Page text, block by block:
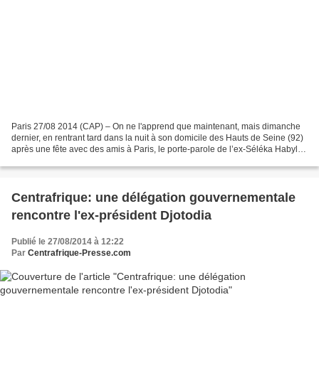
Paris 27/08 2014 (CAP) – On ne l'apprend que maintenant, mais dimanche
dernier, en rentrant tard dans la nuit à son domicile des Hauts de Seine (92)
après une fête avec des amis à Paris, le porte-parole de l’ex-Séléka Habylah
Centrafrique: une délégation gouvernementale
rencontre l'ex-président Djotodia
Publié le 27/08/2014 à 12:22
Par Centrafrique-Presse.com